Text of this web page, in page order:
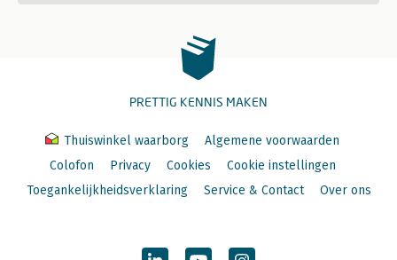
PRETTIG KENNIS MAKEN
Thuiswinkel waarborg
Algemene voorwaarden
Colofon
Privacy Cookies
Cookie instellingen
Toegankelijkheidsverklaring
Service & Contact Over ons